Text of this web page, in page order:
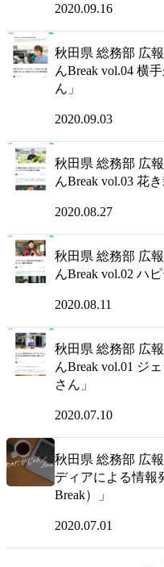
2020.09.16
秋田県 総務部 広
んBreak vol.04 横
ん」
2020.09.03
秋田県 総務部 広
んBreak vol.03 花
2020.08.27
秋田県 総務部 広
んBreak vol.02 ハ
2020.08.11
秋田県 総務部 広
んBreak vol.01 ジ
さん」
2020.07.10
秋田県 総務部 広
ディアによる情報
Break）」
2020.07.01